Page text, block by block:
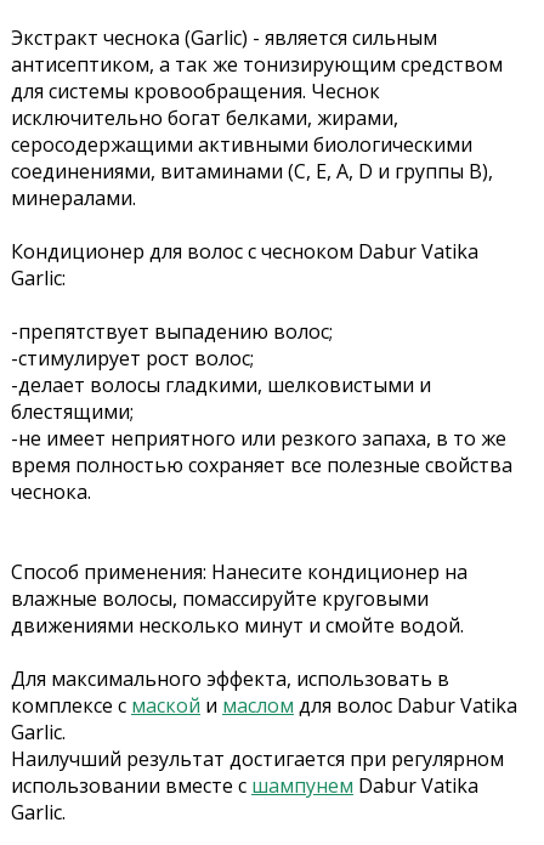
Экстракт чеснока (Garlic) - является сильным
антисептиком, а так же тонизирующим средством
для системы кровообращения. Чеснок
исключительно богат белками, жирами,
серосодержащими активными биологическими
соединениями, витаминами (С, Е, А, D и группы В),
минералами.
Кондиционер для волос с чесноком Dabur Vatika
Garlic:
-препятствует выпадению волос;
-стимулирует рост волос;
-делает волосы гладкими, шелковистыми и
блестящими;
-не имеет неприятного или резкого запаха, в то же
время полностью сохраняет все полезные свойства
чеснока.
Способ применения: Нанесите кондиционер на
влажные волосы, помассируйте круговыми
движениями несколько минут и смойте водой.
Для максимального эффекта, использовать в
комплексе с маской и маслом для волос Dabur Vatika
Garlic.
Наилучший результат достигается при регулярном
использовании вместе с шампунем Dabur Vatika
Garlic.